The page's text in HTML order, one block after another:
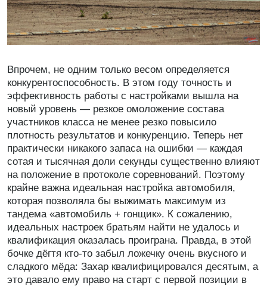
Впрочем, не одним только весом определяется
конкурентоспособность. В этом году точность и
эффективность работы с настройками вышла на
новый уровень — резкое омоложение состава
участников класса не менее резко повысило
плотность результатов и конкуренцию. Теперь нет
практически никакого запаса на ошибки — каждая
сотая и тысячная доли секунды существенно влияют
на положение в протоколе соревнований. Поэтому
крайне важна идеальная настройка автомобиля,
которая позволяла бы выжимать максимум из
тандема «автомобиль + гонщик». К сожалению,
идеальных настроек братьям найти не удалось и
квалификация оказалась проиграна. Правда, в этой
бочке дёгтя кто-то забыл ложечку очень вкусного и
сладкого мёда: Захар квалифицировался десятым, а
это давало ему право на старт с первой позиции в